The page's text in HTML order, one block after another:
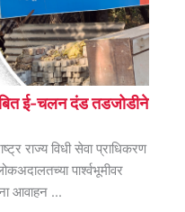
ई-चलन दंड तडजोडीने
राज्य विधी सेवा प्राधिकरण
पार्श्वभूमीवर
आवाहन ...